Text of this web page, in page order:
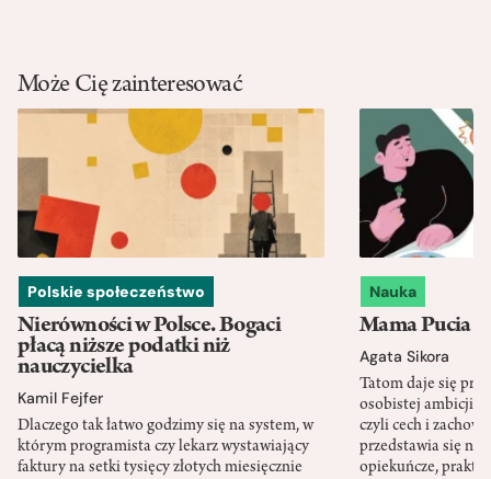
Może Cię zainteresować
Polskie społeczeństwo
Nierówności w Polsce. Bogaci
płacą niższe podatki niż
nauczycielka
Kamil Fejfer
Dlaczego tak łatwo godzimy się na system, w
którym programista czy lekarz wystawiający
faktury na setki tysięcy złotych miesięcznie
Nauka
Mama Pucia
Agata Sikora
Tatom daje się
osobistej ambicji,
czyli cech i
przedstawia się
opiekuńcze,